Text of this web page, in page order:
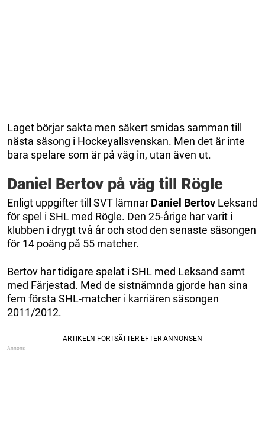
Laget börjar sakta men säkert smidas samman till
nästa säsong i Hockeyallsvenskan. Men det är inte
bara spelare som är på väg in, utan även ut.
Daniel Bertov på väg till Rögle
Enligt uppgifter till SVT lämnar Daniel Bertov Leksand
för spel i SHL med Rögle. Den 25-årige har varit i
klubben i drygt två år och stod den senaste säsongen
för 14 poäng på 55 matcher.
Bertov har tidigare spelat i SHL med Leksand samt
med Färjestad. Med de sistnämnda gjorde han sina
fem första SHL-matcher i karriären säsongen
2011/2012.